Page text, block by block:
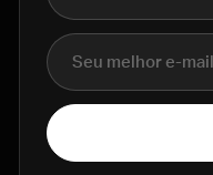
E-mail